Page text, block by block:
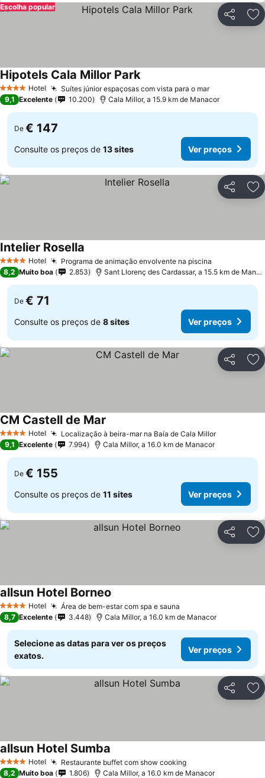
Partilhar
Escolha popular
4 EstrelasHotel Suítes júnior espaçosas com vista para o mar
Hipotels Cala Millor Park
9,1 Excelente 10.200 Cala Millor, a 15.9 km de Manacor
De € 147
Consulte os preços de 13 sites Ver preços
Partilhar
4 EstrelasHotel Programa de animação envolvente na piscina
Intelier Rosella
8,2 Muito boa 2.853 Sant Llorenç des Cardassar, a 15.5 km de Manacor
De € 71
Consulte os preços de 8 sites Ver preços
Partilhar
4 EstrelasHotel Localização à beira-mar na Baía de Cala Millor
CM Castell de Mar
9,1 Excelente 7.994 Cala Millor, a 16.0 km de Manacor
De € 155
Consulte os preços de 11 sites Ver preços
Partilhar
4 EstrelasHotel Área de bem-estar com spa e sauna
allsun Hotel Borneo
8,7 Excelente 3.448 Cala Millor, a 16.0 km de Manacor
Selecione as datas para ver os preços
exatos.
Ver preços
Partilhar
4 EstrelasHotel Restaurante buffet com show cooking
allsun Hotel Sumba
8,2 Muito boa 1.806 Cala Millor, a 16.0 km de Manacor